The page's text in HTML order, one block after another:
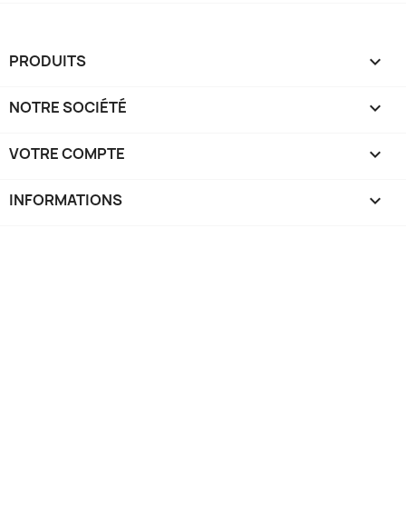
PRODUITS 
NOTRE SOCIÉTÉ 
VOTRE COMPTE 
INFORMATIONS keyboard_arrow_down